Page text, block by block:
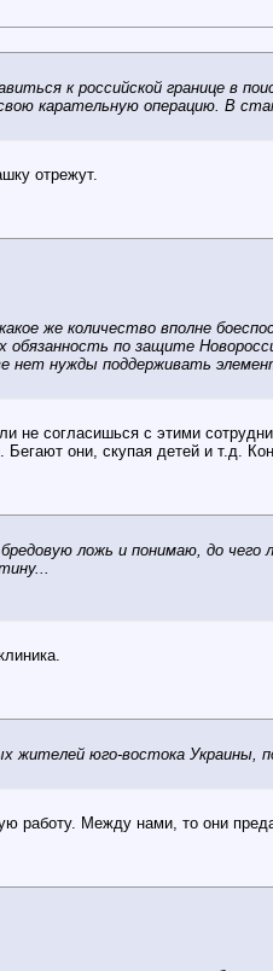
к российской границе в
карательную операцию. В
отрежут.
же количество вполне
по защите
нет нужды поддерживать
согласишься с этими
они, скупая детей и т.д.
ложь и понимаю, до чего
жителей юго-востока
работу. Между нами, то они